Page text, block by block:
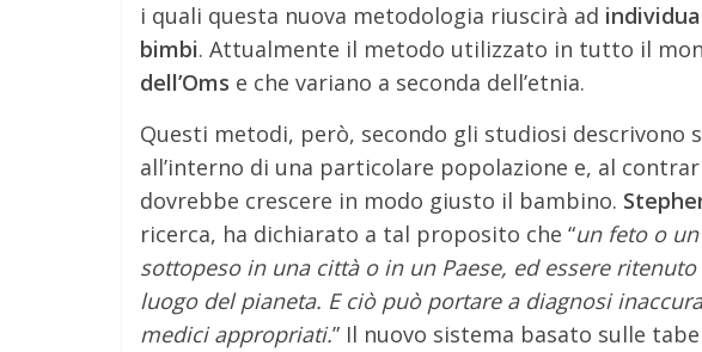
i quali questa nuova metodologia riuscirà ad
bimbi. Attualmente il metodo utilizzato in tutto il
dell’Oms e che variano a seconda dell’etnia.
Questi metodi, però, secondo gli studiosi descrivono
all’interno di una particolare popolazione e, al
dovrebbe crescere in modo giusto il bambino.
ricerca, ha dichiarato a tal proposito che “un feto o
sottopeso in una città o in un Paese, ed essere
luogo del pianeta. E ciò può portare a diagnosi
medici appropriati.” Il nuovo sistema basato sulle